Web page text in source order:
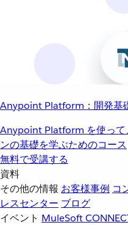
Anypoint Platform：開発基
Anypoint Platform を使って
ンの基礎を学ぶためのコース
無料で受講する
資料
その他の情報 お客様事例 コ
レスセンター ブログ
イベント MuleSoft